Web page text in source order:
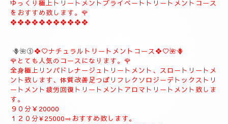
🪻🌹④プライベートトリートメントコース🪻🌹
こちらのコースもとても人気の高いおすすめコースになります。
よむぎ蒸し30分お体のデトックスを流します、お体が温まりま
沢全身極上トリートメント致します、スローにゆっくりトリート
メント致します、オイルたっぷりトリートメント致します、リフ
レクソロジー、デトックストリートメント致します、疲労回復ト
リートメント致します。
９０分¥25000⇒¥22000
１２０分¥30000⇒¥27000
１５０分¥35000⇒¥32000
🩷何時もよりゆっくりオイルたっぷりトリートメント致します、